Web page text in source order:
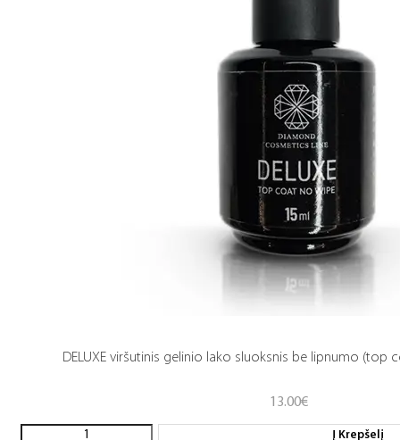
DELUXE viršutinis gelinio lako sluoksnis be lipnumo (top
13.00€
Į Krepšelį